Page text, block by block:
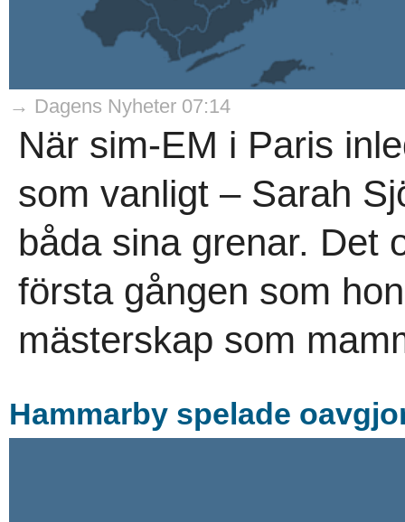
→ Dagens Nyheter 07:14
När sim-EM i Paris
som vanligt – Sarah
båda sina grenar. Det
första gången som
mästerskap som
Hammarby spelade